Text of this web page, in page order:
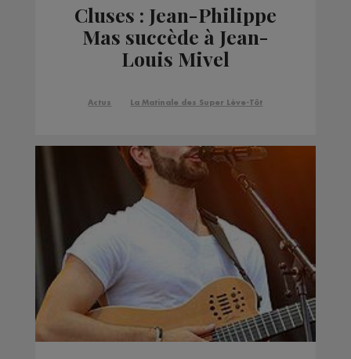
Cluses : Jean-Philippe
Mas succède à Jean-
Louis Mivel
Actus La Matinale des Super Lève-Tôt